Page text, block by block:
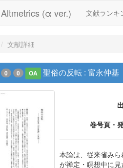
(α ver.) 文献ランキ
文献詳細
0 0 OA 聖俗の反転 : 富永仲基
巻号頁・
本論は、従来省み
が禅定・瞑想中に